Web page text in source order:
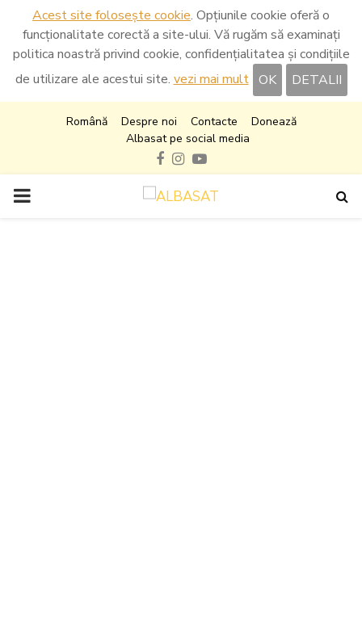
Acest site folosește cookie. Opțiunile cookie oferă o
funcționalitate corectă a site-ului. Vă rugăm să examinați
politica noastră privind cookie, confidențialitatea și condițiile
de utilizare ale acestui site. vezi mai mult OK DETALII
Română Despre noi Contacte
Donează
Albasat pe social media
Facebook
Instagram
Youtube
PRIMARY